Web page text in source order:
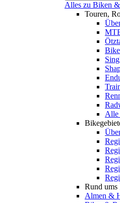
Alles zu Biken
Touren,
Alle
Rund
Almen &